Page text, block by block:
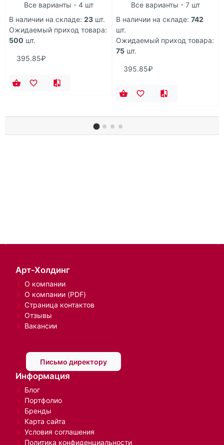
Все варианты - 4 шт
В наличии на складе: 23 шт.
Ожидаемый приход товара:
500 шт.
395.85₽
Все варианты - 7 шт
В наличии на складе: 742
шт.
Ожидаемый приход товара:
75 шт.
395.85₽
Арт-Холдинг
О компании
О компании (PDF)
Страница контактов
Отзывы
Вакансии
Письмо директору
Информация
Блог
Портфолио
Бренды
Карта сайта
Условия соглашения
Политика конфиденциальности